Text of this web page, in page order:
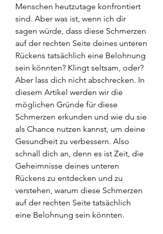
Menschen heutzutage konfrontiert
sind. Aber was ist, wenn ich dir
sagen würde, dass diese Schmerzen
auf der rechten Seite deines unteren
Rückens tatsächlich eine Belohnung
sein könnten? Klingt seltsam, oder?
Aber lass dich nicht abschrecken. In
diesem Artikel werden wir die
möglichen Gründe für diese
Schmerzen erkunden und wie du sie
als Chance nutzen kannst, um deine
Gesundheit zu verbessern. Also
schnall dich an, denn es ist Zeit, die
Geheimnisse deines unteren
Rückens zu entdecken und zu
verstehen, warum diese Schmerzen
auf der rechten Seite tatsächlich
eine Belohnung sein könnten.